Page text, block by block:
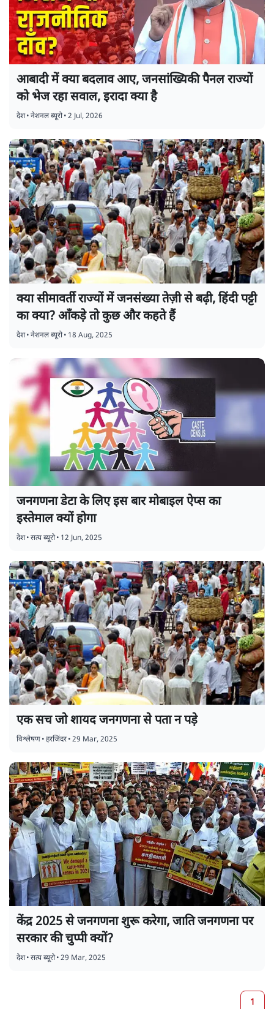
आबादी में क्या बदलाव आए, जनसांख्यिकी पैनल राज्यों
को भेज रहा सवाल, इरादा क्या है
देश•नेशनल ब्यूरो•2 Jul, 2026
क्या सीमावर्ती राज्यों में जनसंख्या तेज़ी से बढ़ी, हिंदी पट्टी
का क्या? आँकड़े तो कुछ और कहते हैं
देश•नेशनल ब्यूरो• 18 Aug, 2025
जनगणना डेटा के लिए इस बार मोबाइल ऐप्स का
इस्तेमाल क्यों होगा
देश•सत्य ब्यूरो• 12 Jun, 2025
एक सच जो शायद जनगणना से पता न पड़े
विश्लेषण•हरजिंदर•29 Mar, 2025
केंद्र 2025 से जनगणना शुरू करेगा, जाति जनगणना पर
सरकार की चुप्पी क्यों?
देश•सत्य ब्यूरो•29 Mar, 2025
1